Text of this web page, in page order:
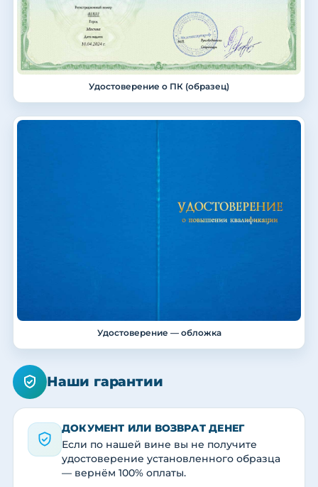
Удостоверение о ПК (образец)
Удостоверение — обложка
Наши гарантии
ДОКУМЕНТ ИЛИ ВОЗВРАТ ДЕНЕГ
Если по нашей вине вы не получите
удостоверение установленного образца
— вернём 100% оплаты.